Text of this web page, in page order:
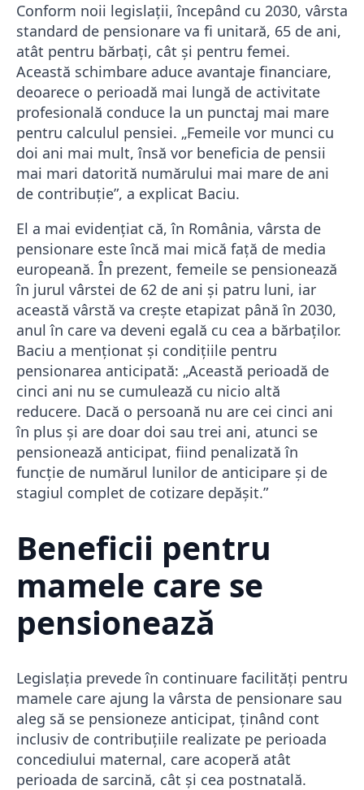
Conform noii legislații, începând cu 2030, vârsta
standard de pensionare va fi unitară, 65 de ani,
atât pentru bărbați, cât și pentru femei.
Această schimbare aduce avantaje financiare,
deoarece o perioadă mai lungă de activitate
profesională conduce la un punctaj mai mare
pentru calculul pensiei. „Femeile vor munci cu
doi ani mai mult, însă vor beneficia de pensii
mai mari datorită numărului mai mare de ani
de contribuție”, a explicat Baciu.
El a mai evidențiat că, în România, vârsta de
pensionare este încă mai mică față de media
europeană. În prezent, femeile se pensionează
în jurul vârstei de 62 de ani și patru luni, iar
această vârstă va crește etapizat până în 2030,
anul în care va deveni egală cu cea a bărbaților.
Baciu a menționat și condițiile pentru
pensionarea anticipată: „Această perioadă de
cinci ani nu se cumulează cu nicio altă
reducere. Dacă o persoană nu are cei cinci ani
în plus și are doar doi sau trei ani, atunci se
pensionează anticipat, fiind penalizată în
funcție de numărul lunilor de anticipare și de
stagiul complet de cotizare depășit.”
Beneficii pentru
mamele care se
pensionează
Legislația prevede în continuare facilități pentru
mamele care ajung la vârsta de pensionare sau
aleg să se pensioneze anticipat, ținând cont
inclusiv de contribuțiile realizate pe perioada
concediului maternal, care acoperă atât
perioada de sarcină, cât și cea postnatală.